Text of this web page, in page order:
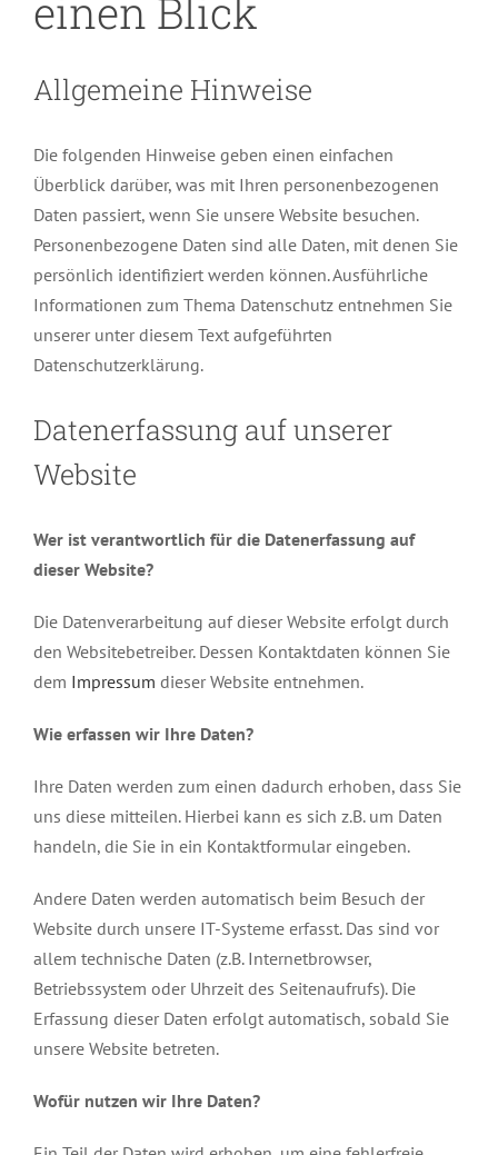
einen Blick
Allgemeine Hinweise
Die folgenden Hinweise geben einen einfachen
Überblick darüber, was mit Ihren personenbezogenen
Daten passiert, wenn Sie unsere Website besuchen.
Personenbezogene Daten sind alle Daten, mit denen Sie
persönlich identifiziert werden können. Ausführliche
Informationen zum Thema Datenschutz entnehmen Sie
unserer unter diesem Text aufgeführten
Datenschutzerklärung.
Datenerfassung auf unserer
Website
Wer ist verantwortlich für die Datenerfassung auf
dieser Website?
Die Datenverarbeitung auf dieser Website erfolgt durch
den Websitebetreiber. Dessen Kontaktdaten können Sie
dem Impressum dieser Website entnehmen.
Wie erfassen wir Ihre Daten?
Ihre Daten werden zum einen dadurch erhoben, dass Sie
uns diese mitteilen. Hierbei kann es sich z.B. um Daten
handeln, die Sie in ein Kontaktformular eingeben.
Andere Daten werden automatisch beim Besuch der
Website durch unsere IT-Systeme erfasst. Das sind vor
allem technische Daten (z.B. Internetbrowser,
Betriebssystem oder Uhrzeit des Seitenaufrufs). Die
Erfassung dieser Daten erfolgt automatisch, sobald Sie
unsere Website betreten.
Wofür nutzen wir Ihre Daten?